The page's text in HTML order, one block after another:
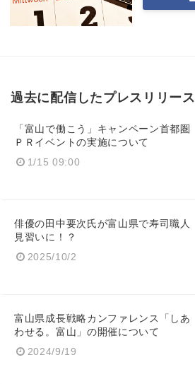
過去に配信したプレスリリース
「富山で働こう」キャンペーン首都圏
ＰＲイベントの実施について
1/15 09:00
俳優の田中要次氏が富山県で寿司職人
見習いに！？
2025/10/2
富山県成長戦略カンファレンス「しあ
わせる。富山」の開催について
2024/9/19